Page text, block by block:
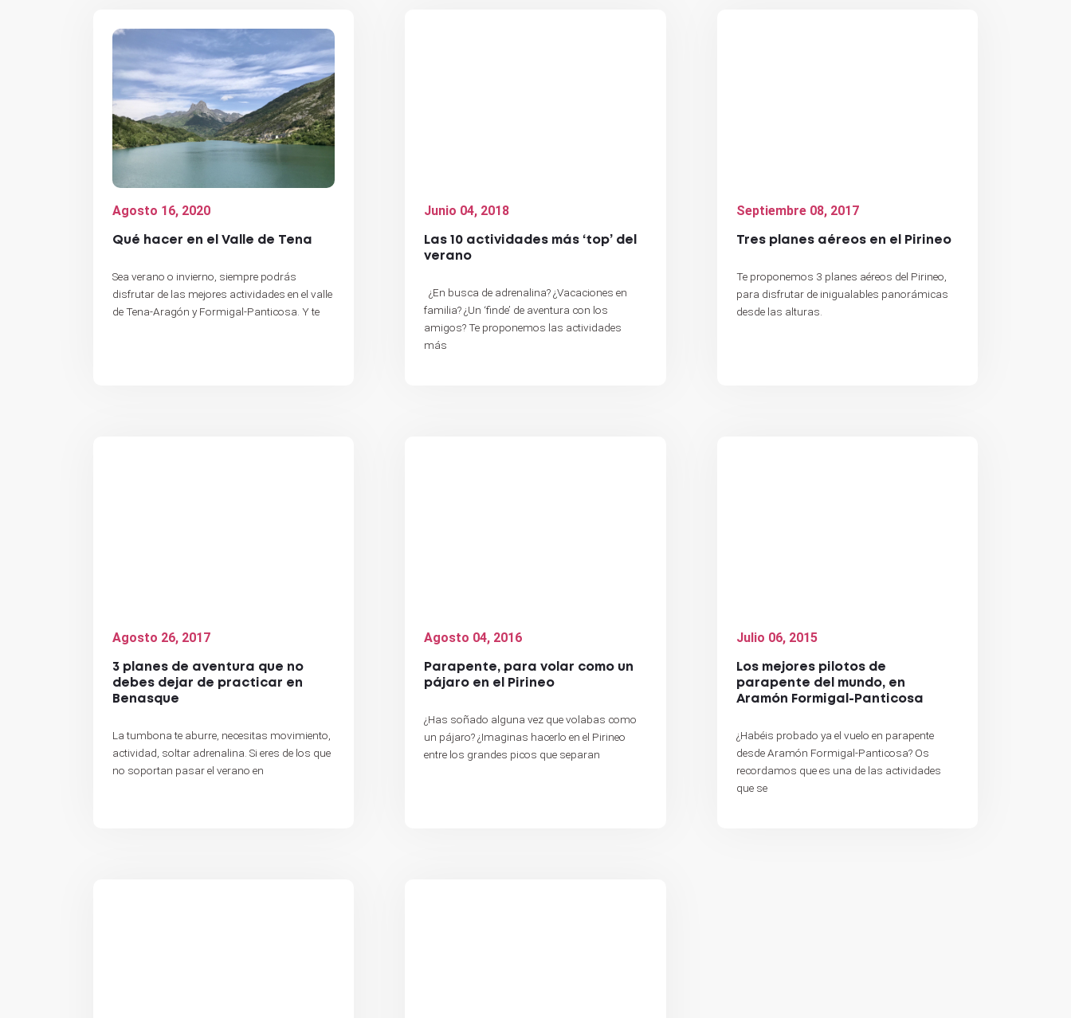
Agosto 16, 2020
Qué hacer en el Valle de Tena
Sea verano o invierno, siempre podrás
disfrutar de las mejores actividades en el valle
de Tena-Aragón y Formigal-Panticosa. Y te
Junio 04, 2018
Las 10 actividades más ‘top’ del
verano
¿En busca de adrenalina? ¿Vacaciones en
familia? ¿Un ‘finde’ de aventura con los
amigos? Te proponemos las actividades
más
Septiembre 08, 2017
Tres planes aéreos en el Pirineo
Te proponemos 3 planes aéreos del Pirineo,
para disfrutar de inigualables panorámicas
desde las alturas.
Agosto 26, 2017
3 planes de aventura que no
debes dejar de practicar en
Benasque
La tumbona te aburre, necesitas movimiento,
actividad, soltar adrenalina. Si eres de los que
no soportan pasar el verano en
Agosto 04, 2016
Parapente, para volar como un
pájaro en el Pirineo
¿Has soñado alguna vez que volabas como
un pájaro? ¿Imaginas hacerlo en el Pirineo
entre los grandes picos que separan
Julio 06, 2015
Los mejores pilotos de
parapente del mundo, en
Aramón Formigal-Panticosa
¿Habéis probado ya el vuelo en parapente
desde Aramón Formigal-Panticosa? Os
recordamos que es una de las actividades
que se